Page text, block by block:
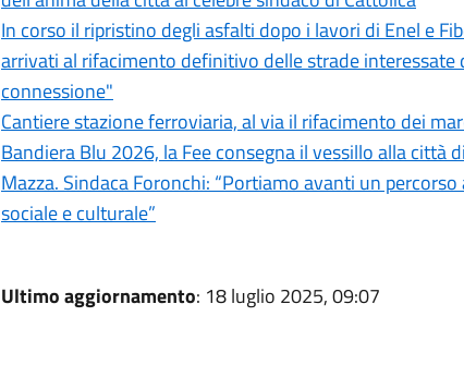
In corso il ripristino degli asfalti dopo i lavori di Enel e
arrivati al rifacimento definitivo delle strade
connessione"
Cantiere stazione ferroviaria, al via il rifacimento dei
Bandiera Blu 2026, la Fee consegna il vessillo alla città
Mazza. Sindaca Foronchi: “Portiamo avanti un
sociale e culturale”
Ultimo aggiornamento: 18 luglio 2025, 09:07